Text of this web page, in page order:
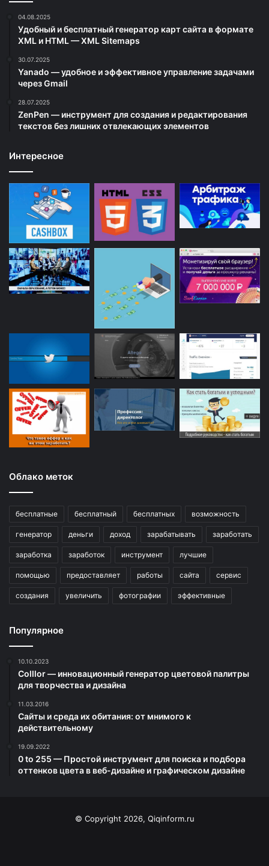
04.08.2025
Удобный и бесплатный генератор карт сайта в формате
XML и HTML — XML Sitemaps
30.07.2025
Yanado — удобное и эффективное управление задачами
через Gmail
28.07.2025
ZenPen — инструмент для создания и редактирования
текстов без лишних отвлекающих элементов
Интересное
Облако меток
бесплатные бесплатный бесплатных возможность
генератор деньги доход зарабатывать заработать
заработка заработок инструмент лучшие
помощью предоставляет работы сайта сервис
создания увеличить фотографии эффективные
Популярное
10.10.2023
Colllor — инновационный генератор цветовой палитры
для творчества и дизайна
11.03.2016
Сайты и среда их обитания: от мнимого к
действительному
19.09.2022
0 to 255 — Простой инструмент для поиска и подбора
оттенков цвета в веб-дизайне и графическом дизайне
© Copyright 2026, Qiqinform.ru